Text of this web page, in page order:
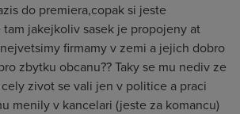
do premiera,copak si jeste
jakejkoliv sasek je propojeny at
firmamy v zemi a jejich dobro
zbytku obcanu?? Taky se mu nediv ze
zivot se vali jen v politice a praci
menily v kancelari (jeste za komancu)